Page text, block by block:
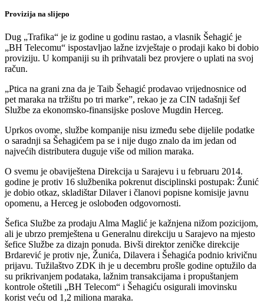
Provizija na slijepo
Dug „Trafika“ je iz godine u godinu rastao, a vlasnik Šehagić je
„BH Telecomu“ ispostavljao lažne izvještaje o prodaji kako bi dobio
proviziju. U kompaniji su ih prihvatali bez provjere o uplati na svoj
račun.
„Ptica na grani zna da je Taib Šehagić prodavao vrijednosnice od
pet maraka na tržištu po tri marke”, rekao je za CIN tadašnji šef
Službe za ekonomsko-finansijske poslove Mugdin Herceg.
Uprkos ovome, službe kompanije nisu između sebe dijelile podatke
o saradnji sa Šehagićem pa se i nije dugo znalo da im jedan od
najvećih distributera duguje više od milion maraka.
O svemu je obaviještena Direkcija u Sarajevu i u februaru 2014.
godine je protiv 16 službenika pokrenut disciplinski postupak: Žunić
je dobio otkaz, skladištar Dilaver i članovi popisne komisije javnu
opomenu, a Herceg je oslobođen odgovornosti.
Šefica Službe za prodaju Alma Maglić je kažnjena nižom pozicijom,
ali je ubrzo premještena u Generalnu direkciju u Sarajevo na mjesto
šefice Službe za dizajn ponuda. Bivši direktor zeničke direkcije
Brdarević je protiv nje, Žunića, Dilavera i Šehagića podnio krivičnu
prijavu. Tužilaštvo ZDK ih je u decembru prošle godine optužilo da
su prikrivanjem podataka, lažnim transakcijama i propuštanjem
kontrole oštetili „BH Telecom“ i Šehagiću osigurali imovinsku
korist veću od 1,2 miliona maraka.